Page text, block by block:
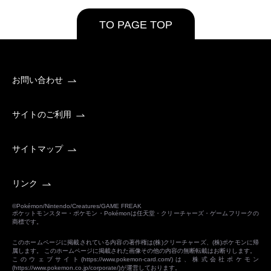
TO PAGE TOP
お問い合わせ
サイトのご利用
サイトマップ
リンク
©Pokémon/Nintendo/Creatures/GAME FREAK
ポケットモンスター・ポケモン・Pokémonは任天堂・クリーチャーズ・ゲームフリークの
商標です。
このホームページに掲載されている内容の著作権は(株)クリーチャーズ、(株)ポケモンに帰
属します。 このホームページに掲載された画像その他の内容の無断転載はお断りします。
このウェブサイト(https://www.pokemon-card.com/)は、株式会社ポケモン
(https://www.pokemon.co.jp/corporate/)が運営しております。